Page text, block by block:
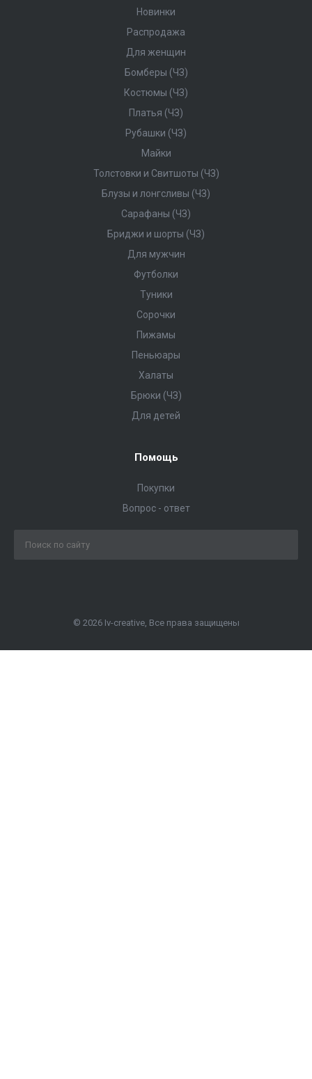
Новинки
Распродажа
Для женщин
Бомберы (ЧЗ)
Костюмы (ЧЗ)
Платья (ЧЗ)
Рубашки (ЧЗ)
Майки
Толстовки и Свитшоты (ЧЗ)
Блузы и лонгсливы (ЧЗ)
Сарафаны (ЧЗ)
Бриджи и шорты (ЧЗ)
Для мужчин
Футболки
Туники
Сорочки
Пижамы
Пеньюары
Халаты
Брюки (ЧЗ)
Для детей
Помощь
Покупки
Вопрос - ответ
© 2026 Iv-creative, Все права защищены